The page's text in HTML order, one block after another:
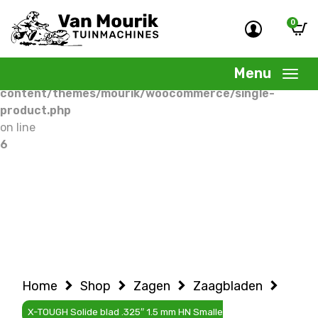
Warning
: Undefined variable $woocommercepage in
/home/allermedia/domains/vanmourik-
content/themes/mourik/woocommerce/single-
product.php
on line
6
0
Menu
Home Shop Zagen Zaagbladen
X-TOUGH Solide blad .325″ 1.5 mm HN Smalle